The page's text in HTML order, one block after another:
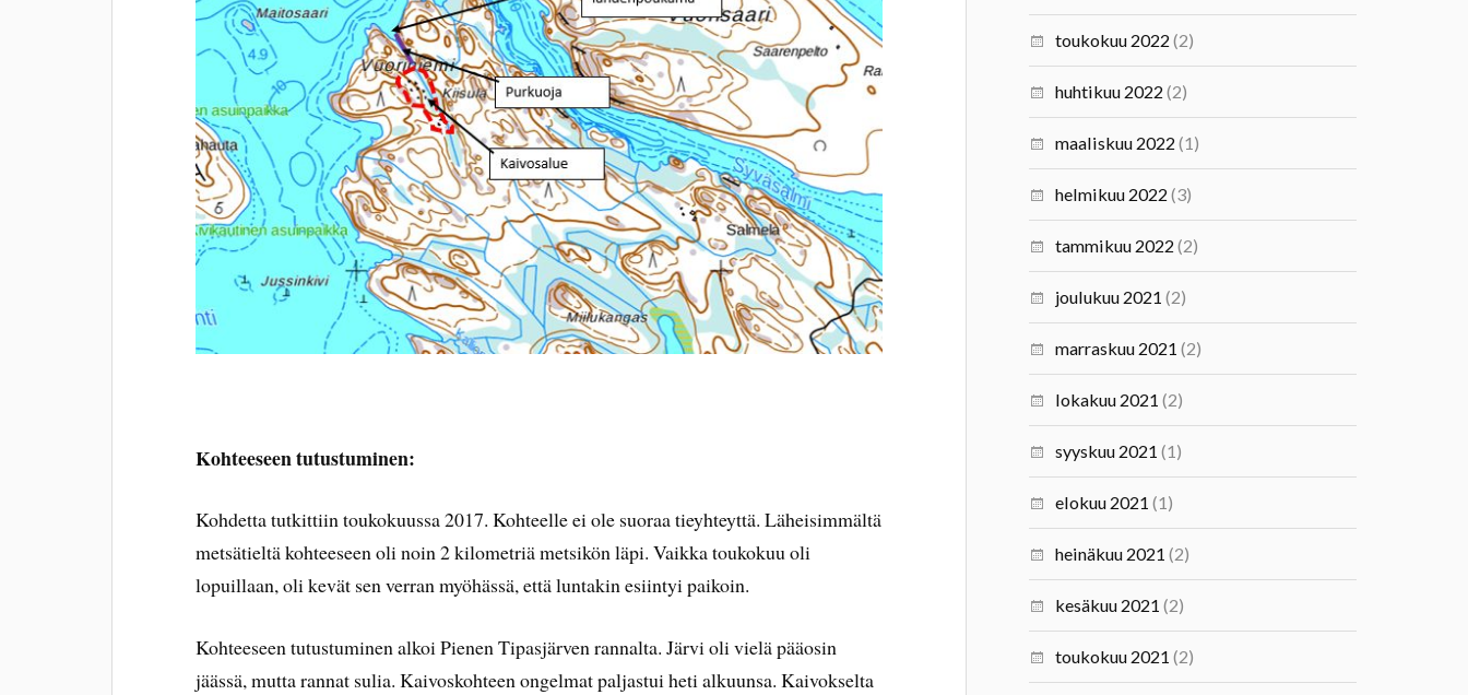
Kohteeseen tutustuminen:
Kohdetta tutkittiin toukokuussa 2017. Kohteelle ei ole suoraa tieyhteyttä. Läheisimmältä
metsätieltä kohteeseen oli noin 2 kilometriä metsikön läpi. Vaikka toukokuu oli
lopuillaan, oli kevät sen verran myöhässä, että luntakin esiintyi paikoin.
Kohteeseen tutustuminen alkoi Pienen Tipasjärven rannalta. Järvi oli vielä pääosin
jäässä, mutta rannat sulia. Kaivoskohteen ongelmat paljastui heti alkuunsa. Kaivokselta
toukokuu 2022 (2)
huhtikuu 2022 (2)
maaliskuu 2022 (1)
helmikuu 2022 (3)
tammikuu 2022 (2)
joulukuu 2021 (2)
marraskuu 2021 (2)
lokakuu 2021 (2)
syyskuu 2021 (1)
elokuu 2021 (1)
heinäkuu 2021 (2)
kesäkuu 2021 (2)
toukokuu 2021 (2)